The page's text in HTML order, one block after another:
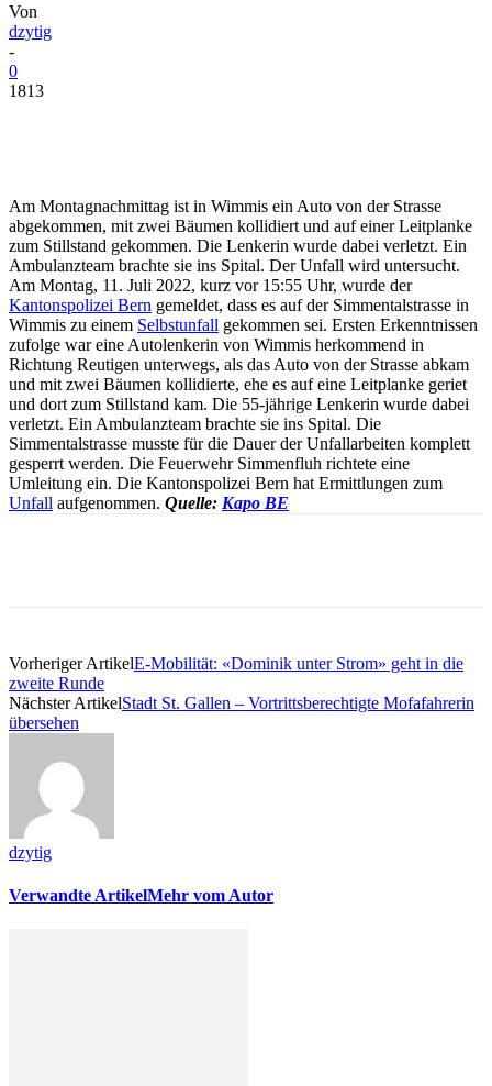
Von
dzytig
-
0
1813
Am Montagnachmittag ist in Wimmis ein Auto von der Strasse
abgekommen, mit zwei Bäumen kollidiert und auf einer Leitplanke
zum Stillstand gekommen. Die Lenkerin wurde dabei verletzt. Ein
Ambulanzteam brachte sie ins Spital. Der Unfall wird untersucht.
Am Montag, 11. Juli 2022, kurz vor 15:55 Uhr, wurde der
Kantonspolizei Bern gemeldet, dass es auf der Simmentalstrasse in
Wimmis zu einem Selbstunfall gekommen sei. Ersten Erkenntnissen
zufolge war eine Autolenkerin von Wimmis herkommend in
Richtung Reutigen unterwegs, als das Auto von der Strasse abkam
und mit zwei Bäumen kollidierte, ehe es auf eine Leitplanke geriet
und dort zum Stillstand kam. Die 55-jährige Lenkerin wurde dabei
verletzt. Ein Ambulanzteam brachte sie ins Spital. Die
Simmentalstrasse musste für die Dauer der Unfallarbeiten komplett
gesperrt werden. Die Feuerwehr Simmenfluh richtete eine
Umleitung ein. Die Kantonspolizei Bern hat Ermittlungen zum
Unfall aufgenommen. Quelle: Kapo BE
Vorheriger ArtikelE-Mobilität: «Dominik unter Strom» geht in die
zweite Runde
Nächster ArtikelStadt St. Gallen – Vortrittsberechtigte Mofafahrerin
übersehen
dzytig
Verwandte ArtikelMehr vom Autor